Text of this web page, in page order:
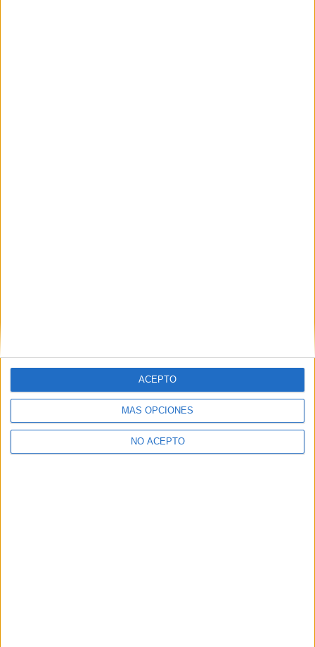
MÁS OPCIONES
NO ACEPTO
ACEPTO
Y como regalo de agradecimiento, por registrarte te daremos
gratis una copia de nuestro ebook con 100 consejos para tu
primer año de universidad